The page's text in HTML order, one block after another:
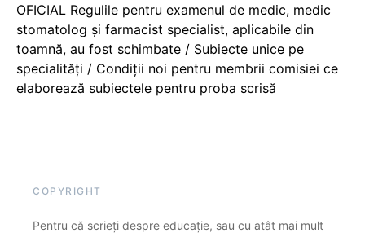
OFICIAL Regulile pentru examenul de medic, medic
stomatolog și farmacist specialist, aplicabile din
toamnă, au fost schimbate / Subiecte unice pe
specialități / Condiții noi pentru membrii comisiei ce
elaborează subiectele pentru proba scrisă
COPYRIGHT
Pentru că scrieți despre educație, sau cu atât mai mult